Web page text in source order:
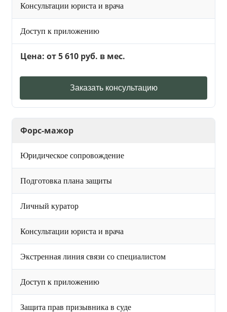
Консультации юриста и врача
Доступ к приложению
Цена: от 5 610 руб. в мес.
Заказать консультацию
Форс-мажор
Юридическое сопровождение
Подготовка плана защиты
Личный куратор
Консультации юриста и врача
Экстренная линия связи со специалистом
Доступ к приложению
Защита прав призывника в суде